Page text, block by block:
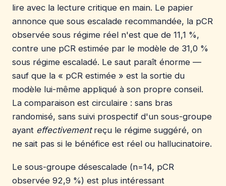
lire avec la lecture critique en main. Le papier
annonce que sous escalade recommandée, la pCR
observée sous régime réel n'est que de 11,1 %,
contre une pCR estimée par le modèle de 31,0 %
sous régime escaladé. Le saut paraît énorme —
sauf que la « pCR estimée » est la sortie du
modèle lui-même appliqué à son propre conseil.
La comparaison est circulaire : sans bras
randomisé, sans suivi prospectif d'un sous-groupe
ayant effectivementreçu le régime suggéré, on
ne sait pas si le bénéfice est réel ou hallucinatoire.
Le sous-groupe désescalade (n=14, pCR
observée 92,9 %) est plus intéressant